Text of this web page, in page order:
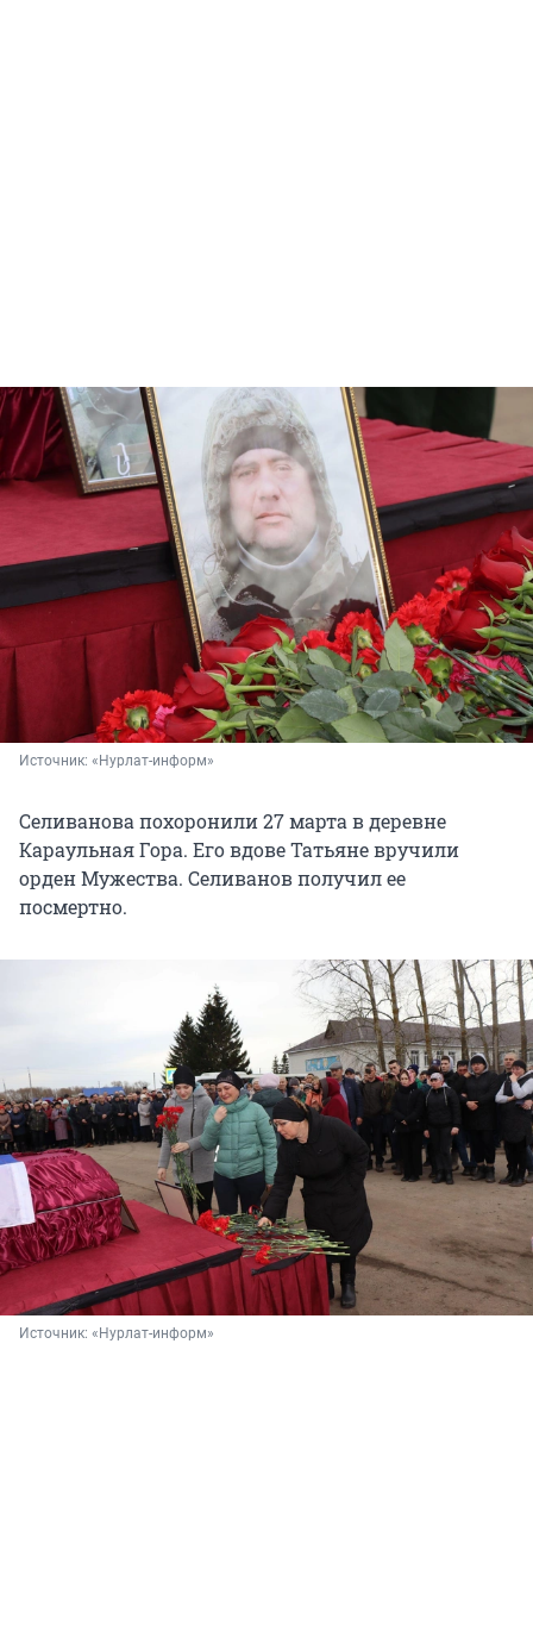
Источник: «Нурлат-информ»
Селиванова похоронили 27 марта в деревне
Караульная Гора. Его вдове Татьяне вручили
орден Мужества. Селиванов получил ее
посмертно.
Источник: «Нурлат-информ»